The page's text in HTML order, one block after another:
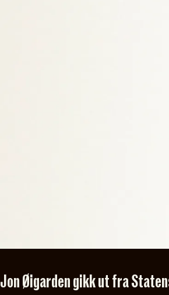
Jon Øigarden gikk ut fra